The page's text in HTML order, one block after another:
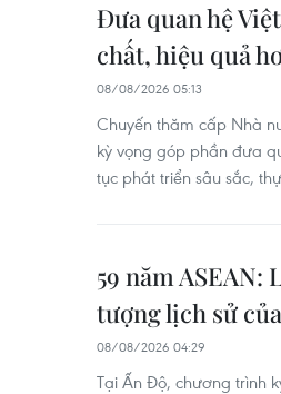
Đưa quan hệ
chất, hiệu quả
08/08/2026 05:13
Chuyến thăm cấp Nhà
kỳ vọng góp phần đưa
tục phát triển sâu sắc,
59 năm ASEAN:
tượng lịch sử
08/08/2026 04:29
Tại Ấn Độ, chương trình